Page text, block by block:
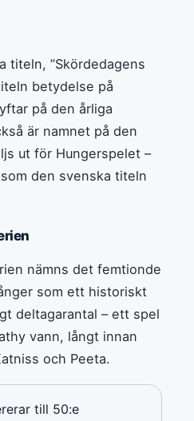
titeln, ”Skördedagens
betydelse på
på den årliga
är namnet på den
ut för Hungerspelet –
den svenska titeln
nämns det femtionde
som ett historiskt
deltagarantal – ett spel
vann, långt innan
och Peeta.
till 50:e